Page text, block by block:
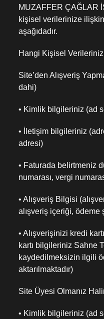
MUZAFFER ÇAĞLAR
kişisel verilerinize
aşağıdadır.
Hangi Kişisel
Site’den Alışveriş
dahi)
• Kimlik bilgileriniz (ad
• İletişim bilgileriniz
adresi)
• Faturada belirtmeniz
numarası, vergi
• Alışveriş Bilgisi
alışveriş içeriği, ödeme
• Alışverişinizi kredi
kartı bilgileriniz Sahne
kaydedilmeksizin ilgili
aktarılmaktadır)
Site Üyesi Olmanız
• Kimlik bilgileriniz (ad